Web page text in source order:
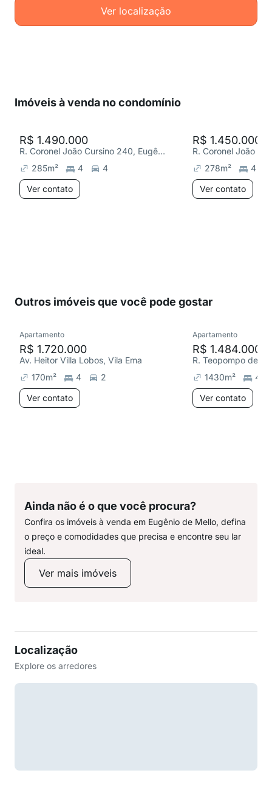
Ver localização
Imóveis à venda no condomínio
R$ 1.490.000
R. Coronel João Cursino 240, Eugênio de Mello
285m² 4
4
Ver contato
R$ 1.450.000
278m²
4
Ver contato
Outros imóveis que você pode gostar
Apartamento
R$ 1.720.000
Av. Heitor Villa Lobos, Vila Ema
170m² 4
2
Ver contato
Apartamento
R$ 1.484.000
1430m²
4
Ver contato
Ainda não é o que você procura?
Confira os imóveis à venda em Eugênio de Mello, defina
o preço e comodidades que precisa e encontre seu lar
ideal.
Ver mais imóveis
Localização
Explore os arredores